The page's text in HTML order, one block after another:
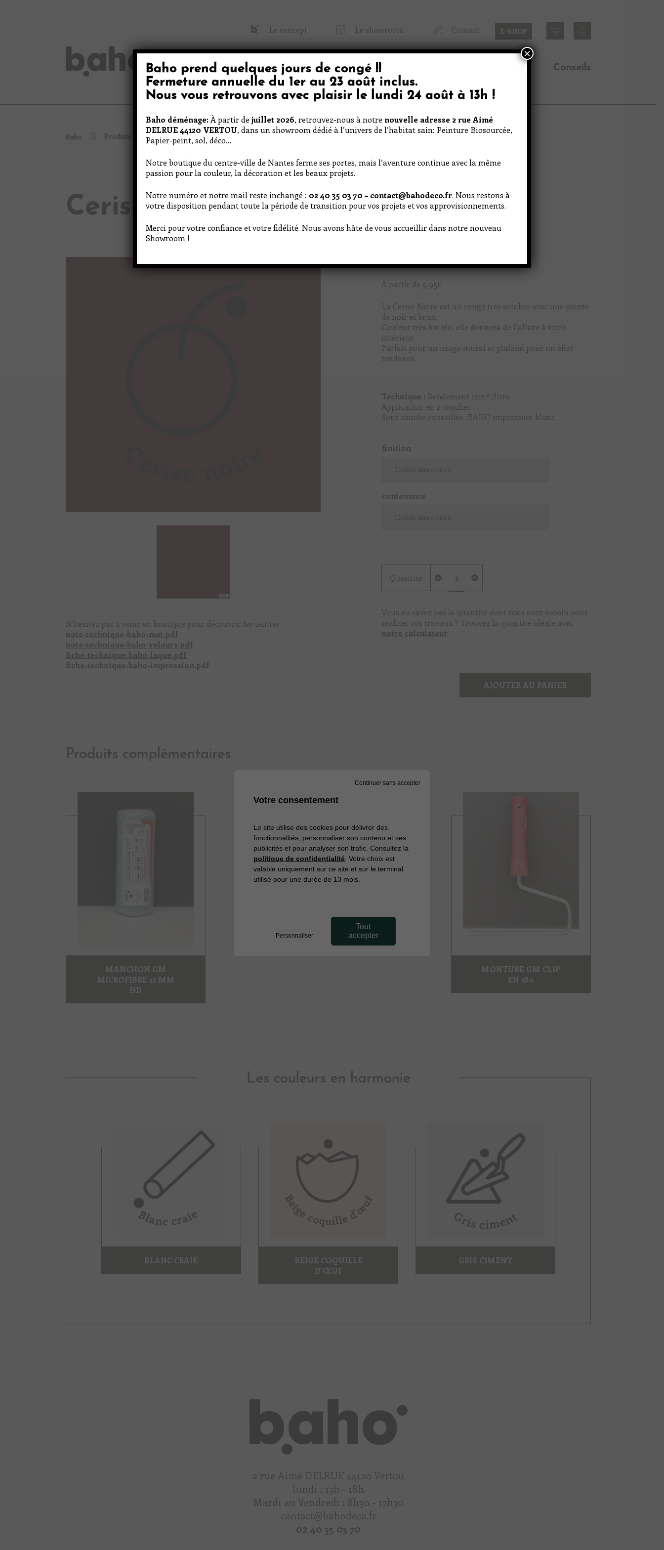
Le concept Le showroom Contact E-SHOP
Peinture Baho Papier Peint & Tissu Conseils
Baho Produits Cerise noire
Cerise noire
N'hésitez pas à venir en boutique pour découvrir les teintes
note-technique-baho-mat.pdf
note-technique-baho-velours.pdf
fiche-technique-baho-laque.pdf
fiche-technique-baho-impression.pdf
À partir de 9,95€
La Cerise Noire est un rouge très sombre avec une pointe
de noir et brun.
Couleur très foncée, elle donnera de l’allure à votre
intérieur.
Parfait pour un usage mural et plafond pour un effet
tendance.
Technique : Rendement 12m² /litre
Application en 2 couches
Sous couche conseillée :BAHO impression blanc
finition
contenance
Quantité
de
Cerise
Vous ne savez pas la quantité dont vous avez besoin pour
réaliser vos travaux ? Trouvez la quantité idéale avec
notre calculateur
AJOUTER AU PANIER
Produits complémentaires
MANCHON GM
MICROFIBRE 12 MM
HD
MONTURE GM CLIP
EN 180
Les couleurs en harmonie
BLANC CRAIE
BEIGE COQUILLE
D’ŒUF
GRIS CIMENT
2 rue Aimé DELRUE 44120 Vertou
lundi : 13h - 18h
Mardi au Vendredi : 8h30 – 17h30
contact@bahodeco.fr
02 40 35 03 70
Baho prend quelques jours de congé!!
Fermeture annuelle du 1er au 23 août inclus.
Nous vous retrouvons avec plaisir le lundi 24 août à 13h !
Baho déménage:À partir de juillet 2026, retrouvez-nous à notre nouvelle adresse 2 rue Aimé
DELRUE 44120 VERTOU, dans un showroom dédié à l’univers de l’habitat sain: Peinture Biosourcée,
Papier-peint, sol, déco…
Notre boutique du centre-ville de Nantes ferme ses portes, mais l’aventure continue avec la même
passion pour la couleur, la décoration et les beaux projets.
Notre numéro et notre mail reste inchangé : 02 40 35 03 70 – contact@bahodeco.fr. Nous restons à
votre disposition pendant toute la période de transition pour vos projets et vos approvisionnements.
Merci pour votre confiance et votre fidélité. Nous avons hâte de vous accueillir dans notre nouveau
Showroom !
×
Votre consentement
Le site utilise des cookies pour délivrer des
fonctionnalités, personnaliser son contenu et ses
publicités et pour analyser son trafic. Consultez la
politique de confidentialité . Votre choix est
valable uniquement sur ce site et sur le terminal
utilisé pour une durée de 13 mois.
Tout
accepter
Personnaliser
Continuer sans accepter